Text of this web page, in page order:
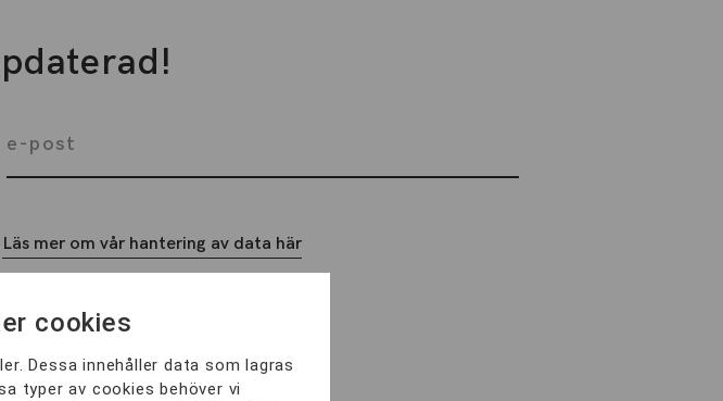
Läs mer om vår hantering av data här
cookies
Dessa innehåller data som lagras
typer av cookies behöver vi